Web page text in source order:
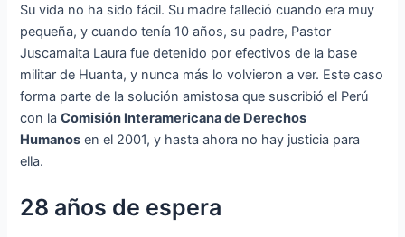
Su vida no ha sido fácil. Su madre falleció cuando era muy
pequeña, y cuando tenía 10 años, su padre, Pastor
Juscamaita Laura fue detenido por efectivos de la base
militar de Huanta, y nunca más lo volvieron a ver. Este caso
forma parte de la solución amistosa que suscribió el Perú
con laComisión Interamericana de Derechos
Humanos en el 2001, y hasta ahora no hay justicia para
ella.
28 años de espera